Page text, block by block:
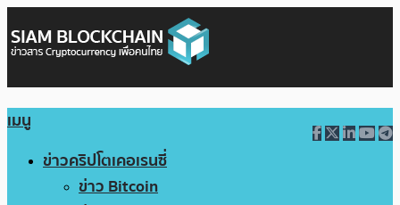
เมนู
ข่าวคริปโตเคอเรนซี่
ข่าว Bitcoin